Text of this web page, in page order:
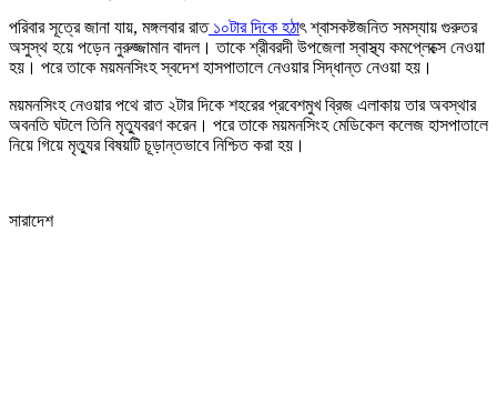
পরিবার সূত্রে জানা যায়, মঙ্গলবার রাত১০টার দিকে হঠাৎ শ্বাসকষ্টজনিত সমস্যায় গুরুতর
অসুস্থ হয়ে পড়েন নুরুজ্জামান বাদল। তাকে শ্রীবরদী উপজেলা স্বাস্থ্য কমপ্লেক্সে নেওয়া
হয়। পরে তাকে ময়মনসিংহ স্বদেশ হাসপাতালে নেওয়ার সিদ্ধান্ত নেওয়া হয়।
ময়মনসিংহ নেওয়ার পথে রাত ২টার দিকে শহরের প্রবেশমুখ ব্রিজ এলাকায় তার অবস্থার
অবনতি ঘটলে তিনি মৃত্যুবরণ করেন। পরে তাকে ময়মনসিংহ মেডিকেল কলেজ হাসপাতালে
নিয়ে গিয়ে মৃত্যুর বিষয়টি চূড়ান্তভাবে নিশ্চিত করা হয়।
সারাদেশ